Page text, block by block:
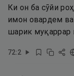
Ки он ба сӯйи
имон овардем
шарик муқаррар
72:2